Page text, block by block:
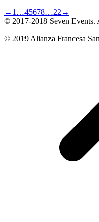
← 1 …45678…22 →
© 2017-2018 Seven Events.
© 2019 Alianza Francesa